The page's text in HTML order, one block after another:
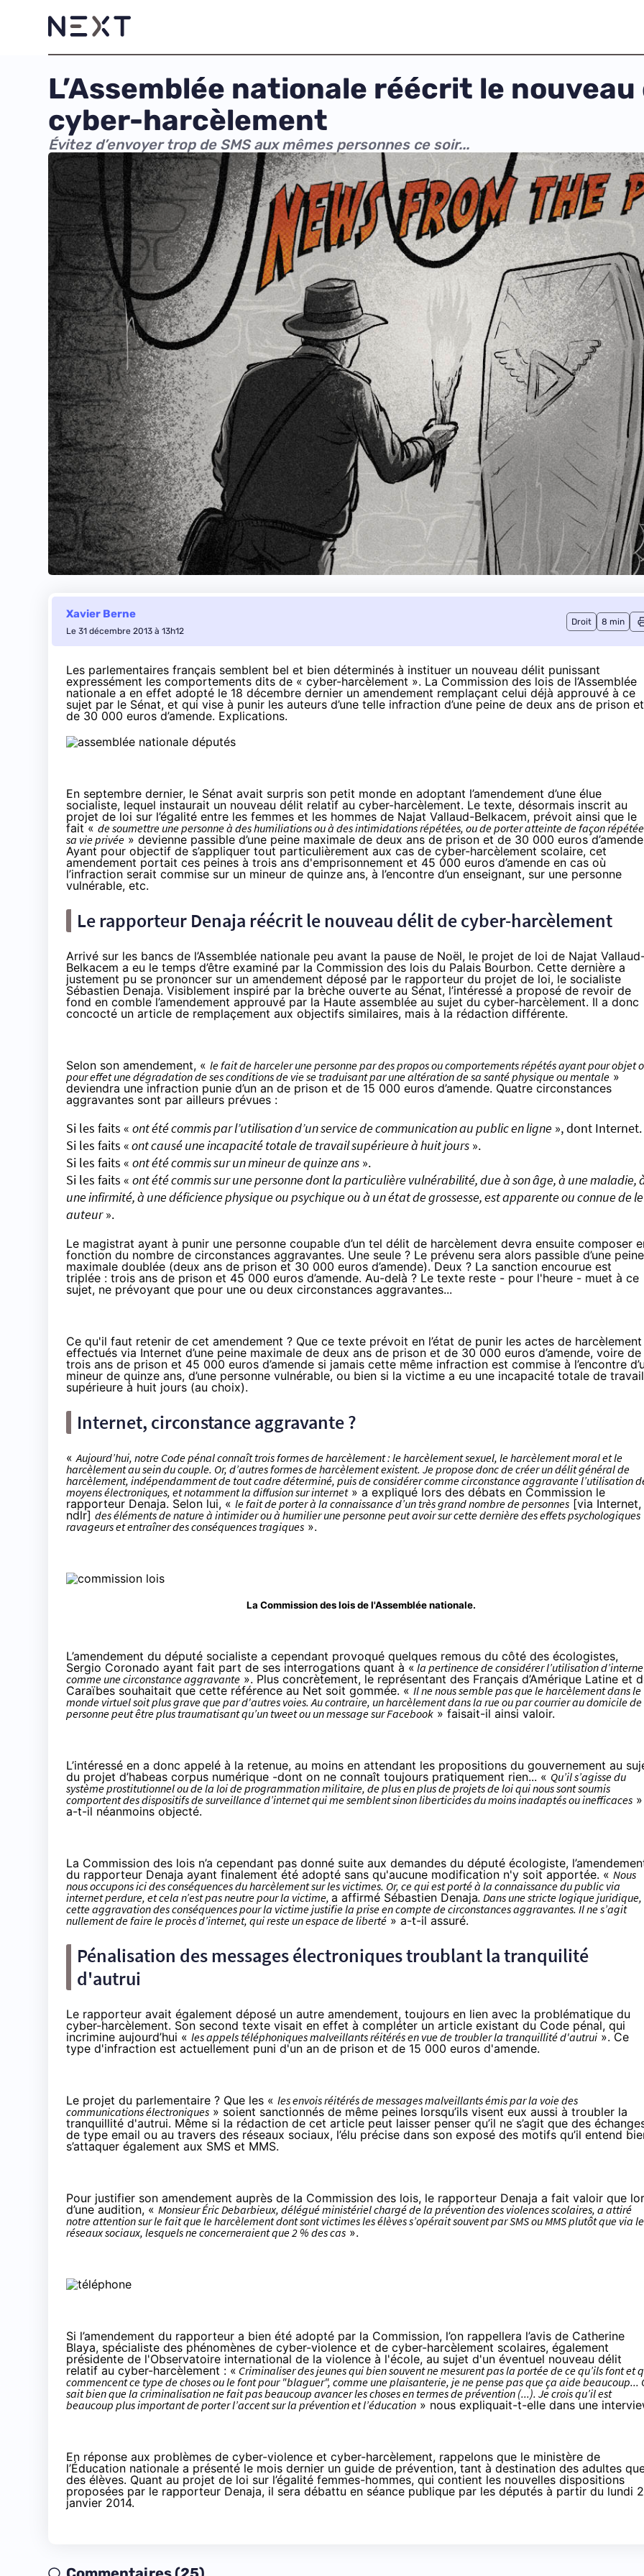
L’Assemblée nationale réécrit le
cyber-harcèlement
Évitez d’envoyer trop de SMS aux mêmes personnes ce soir...
Xavier Berne
Le 31 décembre 2013 à 13h12
Droit 8 min
Les parlementaires français semblent bel et bien déterminés à instituer un nouveau délit punissant
expressément les comportements dits de « cyber-harcèlement ». La Commission des lois de l’Assemblée
nationale a en effet adopté le 18 décembre dernier un amendement remplaçant celui déjà approuvé à ce
sujet par le Sénat, et qui vise à punir les auteurs d’une telle infraction d’une peine de deux ans de prison et
de 30 000 euros d’amende. Explications.
En septembre dernier, le Sénat avait surpris son petit monde en adoptant l’amendement d’une élue
socialiste, lequel instaurait un nouveau délit relatif au cyber-harcèlement. Le texte, désormais inscrit au
projet de loi sur l’égalité entre les femmes et les hommes de Najat Vallaud-Belkacem, prévoit ainsi que le
fait « de soumettre une personne à des humiliations ou à des intimidations répétées, ou de porter atteinte de façon
sa vie privée » devienne passible d’une peine maximale de deux ans de prison et de 30 000 euros
Ayant pour objectif de s’appliquer tout particulièrement aux cas de cyber-harcèlement scolaire, cet
amendement portait ces peines à trois ans d'emprisonnement et 45 000 euros d’amende en cas où
l’infraction serait commise sur un mineur de quinze ans, à l’encontre d’un enseignant, sur une personne
vulnérable, etc.
Le rapporteur Denaja réécrit le nouveau délit de cyber-harcèlement
Arrivé sur les bancs de l’Assemblée nationale peu avant la pause de Noël, le projet de loi de Najat
Belkacem a eu le temps d’être examiné par la Commission des lois du Palais Bourbon. Cette dernière a
justement pu se prononcer sur un amendement déposé par le rapporteur du projet de loi, le socialiste
Sébastien Denaja. Visiblement inspiré par la brèche ouverte au Sénat, l’intéressé a proposé de revoir de
fond en comble l’amendement approuvé par la Haute assemblée au sujet du cyber-harcèlement. Il a donc
concocté un article de remplaçement aux objectifs similaires, mais à la rédaction différente.
Selon son amendement, « le fait de harceler une personne par des propos ou comportements répétés ayant pour objet
pour effet une dégradation de ses conditions de vie se traduisant par une altération de sa santé physique ou mentale »
deviendra une infraction punie d’un an de prison et de 15 000 euros d’amende. Quatre circonstances
aggravantes sont par ailleurs prévues :
Si les faits « ont été commis par l’utilisation d’un service de communication au public en ligne », dont Internet.
Si les faits «ont causé une incapacité totale de travail supérieure à huit jours ».
Si les faits « ont été commis sur un mineur de quinze ans ».
Si les faits « ont été commis sur une personne dont la particulière vulnérabilité, due à son âge, à une maladie,
une infirmité, à une déficience physique ou psychique ou à un état de grossesse, est apparente ou connue de
auteur».
Le magistrat ayant à punir une personne coupable d’un tel délit de harcèlement devra ensuite composer
fonction du nombre de circonstances aggravantes. Une seule ? Le prévenu sera alors passible d’une peine
maximale doublée (deux ans de prison et 30 000 euros d’amende). Deux ? La sanction encourue est
triplée : trois ans de prison et 45 000 euros d’amende. Au-delà ? Le texte reste - pour l'heure - muet à ce
sujet, ne prévoyant que pour une ou deux circonstances aggravantes...
Ce qu'il faut retenir de cet amendement ? Que ce texte prévoit en l’état de punir les actes de harcèlement
effectués via Internet d’une peine maximale de deux ans de prison et de 30 000 euros d’amende, voire de
trois ans de prison et 45 000 euros d’amende si jamais cette même infraction est commise à l’encontre
mineur de quinze ans, d’une personne vulnérable, ou bien si la victime a eu une incapacité totale de travail
supérieure à huit jours (au choix).
Internet, circonstance aggravante ?
«Aujourd’hui, notre Code pénal connaît trois formes de harcèlement : le harcèlement sexuel, le harcèlement moral et le
harcèlement au sein du couple. Or, d’autres formes de harcèlement existent. Je propose donc de créer un délit général de
harcèlement, indépendamment de tout cadre déterminé, puis de considérer comme circonstance aggravante l’utilisation
moyens électroniques, et notamment la diffusion sur internet» a expliqué lors des débats en Commission le
rapporteur Denaja. Selon lui, « le fait de porter à la connaissance d’un très grand nombre de personnes [via Internet,
ndlr] des éléments de nature à intimider ou à humilier une personne peut avoir sur cette dernière des effets psychologiques
ravageurs et entraîner des conséquences tragiques ».
La Commission des lois de l'Assemblée nationale.
L’amendement du député socialiste a cependant provoqué quelques remous du côté des écologistes,
Sergio Coronado ayant fait part de ses interrogations quant à «la pertinence de considérer l’utilisation
comme une circonstance aggravante ». Plus concrètement, le représentant des Français d’Amérique Latine et
Caraïbes souhaitait que cette référence au Net soit gommée. « Il ne nous semble pas que le harcèlement dans le
monde virtuel soit plus grave que par d'autres voies. Au contraire, un harcèlement dans la rue ou par courrier au domicile
personne peut être plus traumatisant qu’un tweet ou un message sur Facebook » faisait-il ainsi valoir.
L’intéressé en a donc appelé à la retenue, au moins en attendant les propositions du gouvernement au
du projet d’habeas corpus numérique -dont on ne connaît toujours pratiquement rien... « Qu’il s’agisse du
système prostitutionnel ou de la loi de programmation militaire, de plus en plus de projets de loi qui nous sont soumis
comportent des dispositifs de surveillance d’internet qui me semblent sinon liberticides du moins inadaptés ou inefficaces »
a-t-il néanmoins objecté.
La Commission des lois n’a cependant pas donné suite aux demandes du député écologiste,
du rapporteur Denaja ayant finalement été adopté sans qu'aucune modification n'y soit apportée. « Nous
nous occupons ici des conséquences du harcèlement sur les victimes. Or, ce qui est porté à la connaissance du public via
internet perdure, et cela n’est pas neutre pour la victime, a affirmé Sébastien Denaja. Dans une stricte logique juridique,
cette aggravation des conséquences pour la victime justifie la prise en compte de circonstances aggravantes. Il ne s’agit
nullement de faire le procès d’internet, qui reste un espace de liberté » a-t-il assuré.
Pénalisation des messages électroniques troublant la tranquilité
d'autrui
Le rapporteur avait également déposé un autre amendement, toujours en lien avec la problématique du
cyber-harcèlement. Son second texte visait en effet à compléter un article existant du Code pénal, qui
incrimine aujourd’hui « les appels téléphoniques malveillants réitérés en vue de troubler la tranquillité d'autrui ». Ce
type d'infraction est actuellement puni d'un an de prison et de 15 000 euros d'amende.
Le projet du parlementaire ? Que les « les envois réitérés de messages malveillants émis par la voie des
communications électroniques » soient sanctionnés de même peines lorsqu’ils visent eux aussi à troubler la
tranquillité d'autrui. Même si la rédaction de cet article peut laisser penser qu’il ne s’agit que des
de type email ou au travers des réseaux sociaux, l’élu précise dans son exposé des motifs qu’il entend
s’attaquer également aux SMS et MMS.
Pour justifier son amendement auprès de la Commission des lois, le rapporteur Denaja a fait valoir que
d’une audition, « Monsieur Éric Debarbieux, délégué ministériel chargé de la prévention des violences scolaires, a attiré
notre attention sur le fait que le harcèlement dont sont victimes les élèves s’opérait souvent par SMS ou MMS plutôt que via
réseaux sociaux, lesquels ne concerneraient que 2 % des cas ».
Si l’amendement du rapporteur a bien été adopté par la Commission, l’on rappellera l’avis de Catherine
Blaya, spécialiste des phénomènes de cyber-violence et de cyber-harcèlement scolaires, également
présidente de l'Observatoire international de la violence à l'école, au sujet d'un éventuel nouveau délit
relatif au cyber-harcèlement : « Criminaliser des jeunes qui bien souvent ne mesurent pas la portée de ce qu’ils font et
commencent ce type de choses ou le font pour "blaguer", comme une plaisanterie, je ne pense pas que ça aide beaucoup...
sait bien que la criminalisation ne fait pas beaucoup avancer les choses en termes de prévention (...). Je crois qu’il est
beaucoup plus important de porter l’accent sur la prévention et l’éducation » nous expliquait-t-elle dans une
En réponse aux problèmes de cyber-violence et cyber-harcèlement, rappelons que le ministère de
l’Éducation nationale a présenté le mois dernier un guide de prévention, tant à destination des adultes
des élèves. Quant au projet de loi sur l’égalité femmes-hommes, qui contient les nouvelles dispositions
proposées par le rapporteur Denaja, il sera débattu en séance publique par les députés à partir du lundi
janvier 2014.